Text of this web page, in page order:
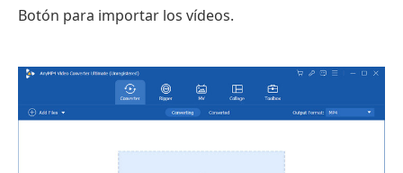
Botón para importar los vídeos.